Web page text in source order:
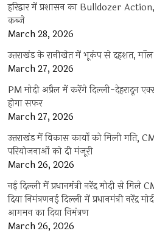
हरिद्वार में प्रशासन का Bulldozer
कब्जे
March 28, 2026
उत्तराखंड के रानीखेत में भूकंप से दहशत,
March 27, 2026
PM मोदी अप्रैल में करेंगे दिल्ली-देहरादून
होगा सफर
March 27, 2026
उत्तराखंड में विकास कार्यों को मिली गति,
परियोजनाओं को दी मंजूरी
March 26, 2026
नई दिल्ली में प्रधानमंत्री नरेंद्र मोदी से मिले
दिया निमंत्रणनई दिल्ली में प्रधानमंत्री नरेंद्र
आगमन का दिया निमंत्रण
March 26, 2026